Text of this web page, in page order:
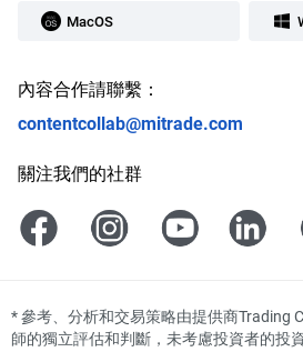
MacOS
內容合作請聯繫：
contentcollab@mitrade.com
關注我們的社群
*參考、分析和交易策略由提供商Trading
師的獨立評估和判斷，未考慮投資者的投